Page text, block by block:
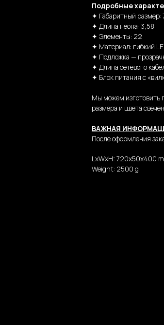
Подробные
✦ Габаритный размер:
✦ Длина неона: 3,58
✦ Элементы: 22
✦ Материал: гибкий
✦ Подложка —
✦ Длина сетевого
✦ Блок питания с
Мы можем изготовить
размера и цвета
ВАЖНАЯ
После оформления
LxWxH: 720x50x400
Weight: 2500 g